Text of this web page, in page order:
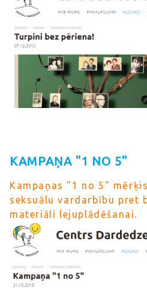
KAMPAŅA "1 NO 5"
Kampaņas "1 no 5"
seksuālu vardarbību pret
materiāli lejuplādēšanai.